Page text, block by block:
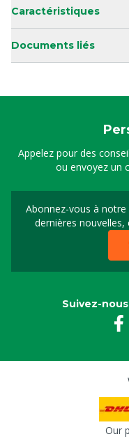
Caractéristiques
Documents liés
Appelez pour des
ou envoyez un
Abonnez-vous à
dernières
Suivez-
Our